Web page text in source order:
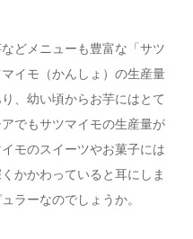
どメニューも豊富な「サツ
イモ（かんしょ）の生産量
、幼い頃からお芋にはとて
でもサツマイモの生産量が
モのスイーツやお菓子には
かかわっていると耳にしま
ラーなのでしょうか。